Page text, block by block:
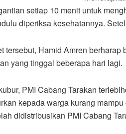
setiap 10 menit untuk
diperiksa kesehatannya.
tersebut, Hamid Amren
yang tinggal beberapa hari lagi.
PMI Cabang Tarakan
kepada warga kurang
didistribusikan PMI Cabang